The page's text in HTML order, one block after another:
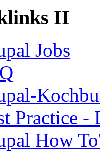
II
Jobs
Practice -
How